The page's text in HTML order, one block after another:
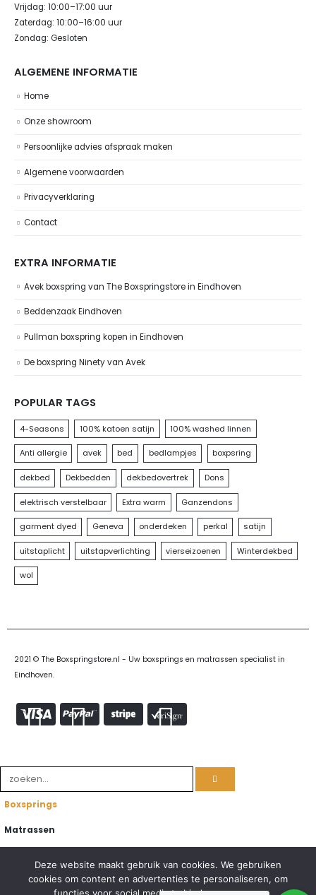
Vrijdag: 10:00–17:00 uur
Zaterdag: 10:00–16:00 uur
Zondag: Gesloten
ALGEMENE INFORMATIE
Home
Onze showroom
Persoonlijke advies afspraak maken
Algemene voorwaarden
Privacyverklaring
Contact
EXTRA INFORMATIE
Avek boxspring van The Boxspringstore in Eindhoven
Beddenzaak Eindhoven
Pullman boxspring kopen in Eindhoven
De boxspring Ninety van Avek
POPULAR TAGS
4-Seasons 100% katoen satijn 100% washed linnen
Anti allergie avek bed bedlampjes boxpsring
dekbed Dekbedden dekbedovertrek Dons
elektrisch verstelbaar Extra warm Ganzendons
garment dyed Geneva onderdeken perkal satijn
uitstaplicht uitstapverlichting vierseizoenen Winterdekbed
wol
2021 © The Boxspringstore.nl - Uw boxsprings en matrassen specialist in
Eindhoven.
Boxsprings
Matrassen
Dekbedden
Deze website maakt gebruik van cookies. We gebruiken
cookies om content en advertenties te personaliseren, om